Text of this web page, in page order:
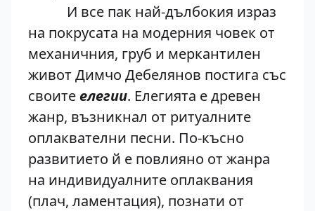
И все пак най-дълбокия израз
на покрусата на модерния човек от
механичния, груб и меркантилен
живот Димчо Дебелянов постига със
своите елегии. Елегията е древен
жанр, възникнал от ритуалните
оплаквателни песни. По-късно
развитието й е повлияно от жанра
на индивидуалните оплаквания
(плач, ламентация), познати от